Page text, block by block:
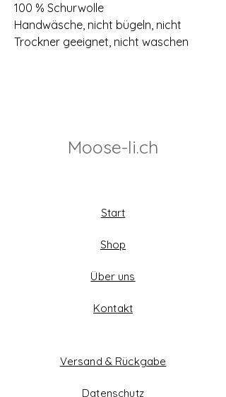
100 % Schurwolle
Handwäsche, nicht bügeln, nicht
Trockner geeignet, nicht waschen
Moose-li.ch
Start
Shop
Über uns
Kontakt
Versand & Rückgabe
Datenschutz